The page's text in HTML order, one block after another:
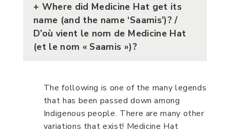
+ Where did Medicine Hat get its
name (and the name ‘Saamis’)? /
D’où vient le nom de Medicine Hat
(et le nom « Saamis »)?
The following is one of the many legends
that has been passed down among
Indigenous people. There are many other
variations that exist! Medicine Hat